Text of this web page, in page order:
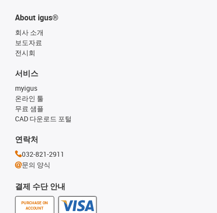
About igus®
회사 소개
보도자료
전시회
결제 수단 안내
PURCHASE ON
ACCOUNT
서비스
myigus
온라인 툴
무료 샘플
CAD 다운로드 포털
연락처
032-821-2911
문의 양식